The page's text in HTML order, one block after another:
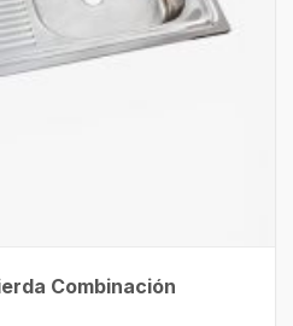
Combinación